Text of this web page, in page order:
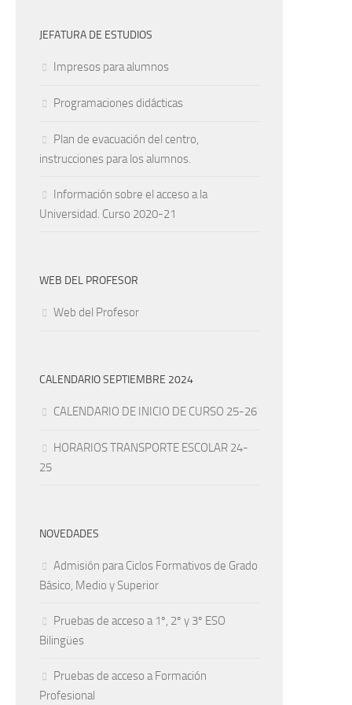
JEFATURA DE ESTUDIOS
Impresos para alumnos
Programaciones didácticas
Plan de evacuación del centro,
instrucciones para los alumnos.
Información sobre el acceso a la
Universidad. Curso 2020-21
WEB DEL PROFESOR
Web del Profesor
CALENDARIO SEPTIEMBRE 2024
CALENDARIO DE INICIO DE CURSO 25-26
HORARIOS TRANSPORTE ESCOLAR 24-
25
NOVEDADES
Admisión para Ciclos Formativos de Grado
Básico, Medio y Superior
Pruebas de acceso a 1º, 2º y 3º ESO
Bilingües
Pruebas de acceso a Formación
Profesional